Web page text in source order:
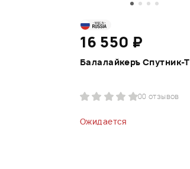
16 550 ₽
Балалайкеръ Спутник-Т
00 отзывов
Ожидается